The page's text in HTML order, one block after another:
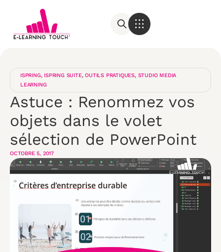
ISPRING, ISPRING SUITE,OUTILS PRATIQUES, STUDIO MEDIA
LEARNING
Astuce : Renommez vos
objets dans le volet
sélection de PowerPoint
OCTOBRE 5, 2017